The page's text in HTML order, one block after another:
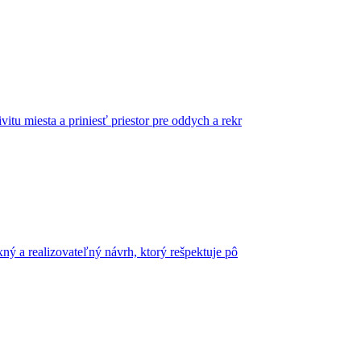
miesta a priniesť priestor pre oddych a rekr
a realizovateľný návrh, ktorý rešpektuje pô